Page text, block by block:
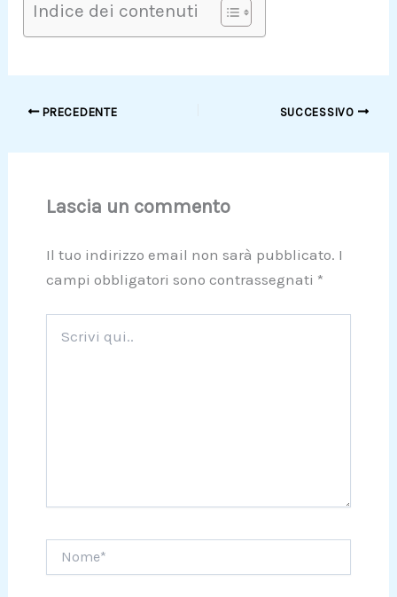
Indice dei contenuti
PRECEDENTE SUCCESSIVO
Lascia un commento
Il tuo indirizzo email non sarà pubblicato. I
campi obbligatori sono contrassegnati *
qui..